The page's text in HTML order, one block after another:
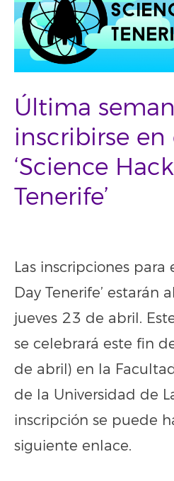
Última
inscribirse en
‘Science
Tenerife’
Las inscripciones para
Day Tenerife’ estarán
jueves 23 de abril.
se celebrará este fin
de abril) en la
de la Universidad de
inscripción se puede
siguiente enlace.